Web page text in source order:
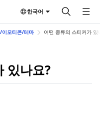
한국어
이모티콘/테마 어떤 종류의 스티커가 있
있나요?